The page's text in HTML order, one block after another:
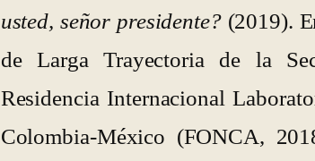
usted, señor presidente?(2019).
de Larga Trayectoria de la
Residencia Internacional
Colombia-México (FONCA,